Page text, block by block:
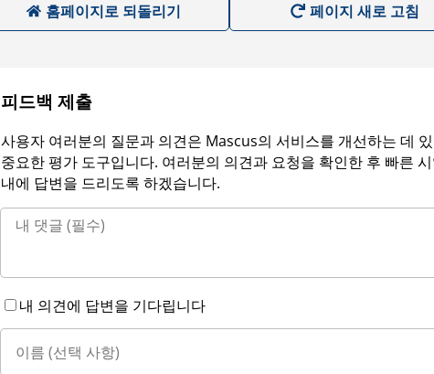
홈페이지로 되돌리기 페이지 새로 고침
피드백 제출
사용자 여러분의 질문과 의견은 Mascus의 서비스를 개선하는 데
중요한 평가 도구입니다. 여러분의 의견과 요청을 확인한 후 빠른
내에 답변을 드리도록 하겠습니다.
내 의견에 답변을 기다립니다